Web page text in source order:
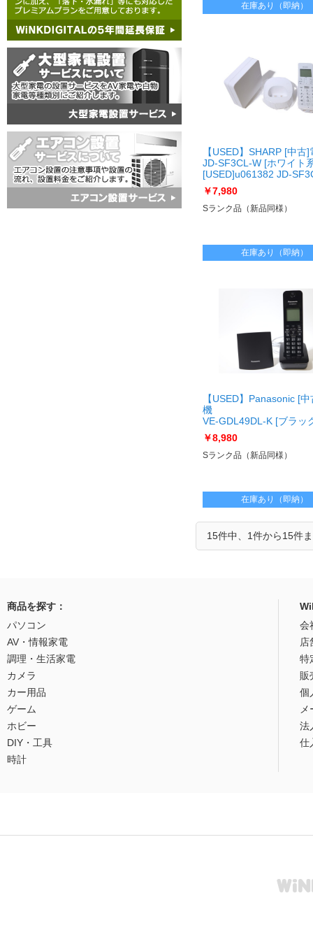
在庫あり（即納）
【USED】SHARP [中古]
JD-SF3CL-W [ホワイト
[USED]u061382 JD-
￥7,980
Sランク品（新品同様）
在庫あり（即納）
【USED】Panasonic [
機
VE-GDL49DL-K [ブラッ
[USED]u060891 VE-
K
￥8,980
Sランク品（新品同様）
在庫あり（即納）
15件中、1件から15件
商品を探す：
パソコン
AV・情報家電
調理・生活家電
カメラ
カー用品
ゲーム
ホビー
DIY・工具
時計
会
店
特
販
個
メ
法
仕